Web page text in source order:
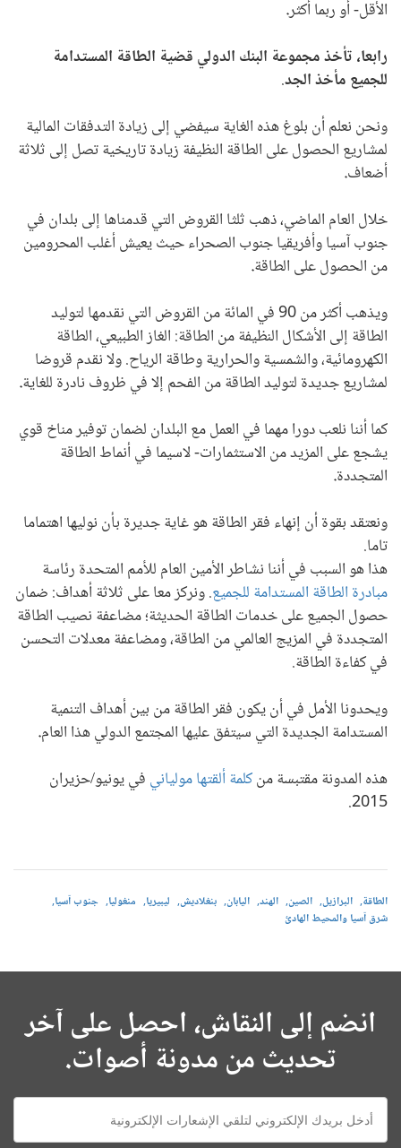
الأقل- أو ربما أكثر.
رابعا، تأخذ مجموعة البنك الدولي قضية الطاقة المستدامة
للجميع مأخذ الجد.
ونحن نعلم أن بلوغ هذه الغاية سيفضي إلى زيادة التدفقات المالية
لمشاريع الحصول على الطاقة النظيفة زيادة تاريخية تصل إلى ثلاثة
أضعاف.
خلال العام الماضي، ذهب ثلثا القروض التي قدمناها إلى بلدان في
جنوب آسيا وأفريقيا جنوب الصحراء حيث يعيش أغلب المحرومين
من الحصول على الطاقة.
ويذهب أكثر من 90 في المائة من القروض التي نقدمها لتوليد
الطاقة إلى الأشكال النظيفة من الطاقة: الغاز الطبيعي، الطاقة
الكهرومائية، والشمسية والحرارية وطاقة الرياح. ولا نقدم قروضا
لمشاريع جديدة لتوليد الطاقة من الفحم إلا في ظروف نادرة للغاية.
كما أننا نلعب دورا مهما في العمل مع البلدان لضمان توفير مناخ قوي
يشجع على المزيد من الاستثمارات- لاسيما في أنماط الطاقة
المتجددة.
ونعتقد بقوة أن إنهاء فقر الطاقة هو غاية جديرة بأن نوليها اهتماما
تاما.
هذا هو السبب في أننا نشاطر الأمين العام للأمم المتحدة رئاسة
مبادرة الطاقة المستدامة للجميع. ونركز معا على ثلاثة أهداف: ضمان
حصول الجميع على خدمات الطاقة الحديثة؛ مضاعفة نصيب الطاقة
المتجددة في المزيج العالمي من الطاقة، ومضاعفة معدلات التحسن
في كفاءة الطاقة.
ويحدونا الأمل في أن يكون فقر الطاقة من بين أهداف التنمية
المستدامة الجديدة التي سيتفق عليها المجتمع الدولي هذا العام.
هذه المدونة مقتبسة منكلمة ألقتها مولياني في يونيو/حزيران
2015.
الطاقة البرازيل الصين الهند اليابان بنغلاديش ليبيريا منغوليا جنوب آسيا
شرق آسيا والمحيط الهادئ
انضم إلى النقاش، احصل على آخر
تحديث من مدونة أصوات.
E-
mail: